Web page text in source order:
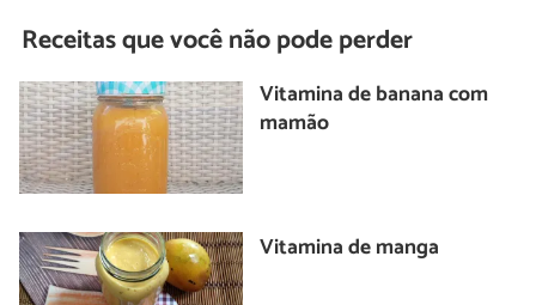
Receitas que você não pode perder
Vitamina de banana com
mamão
Vitamina de manga